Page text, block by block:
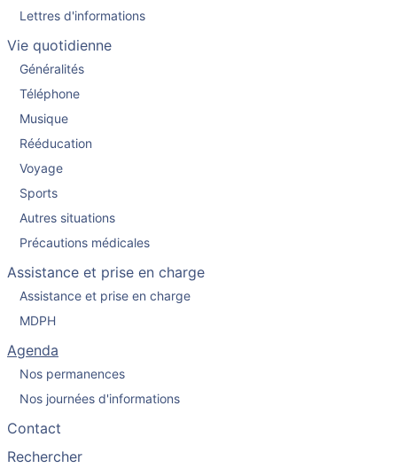
Lettres d'informations
Vie quotidienne
Généralités
Téléphone
Musique
Rééducation
Voyage
Sports
Autres situations
Précautions médicales
Assistance et prise en charge
Assistance et prise en charge
MDPH
Agenda
Nos permanences
Nos journées d'informations
Contact
Rechercher